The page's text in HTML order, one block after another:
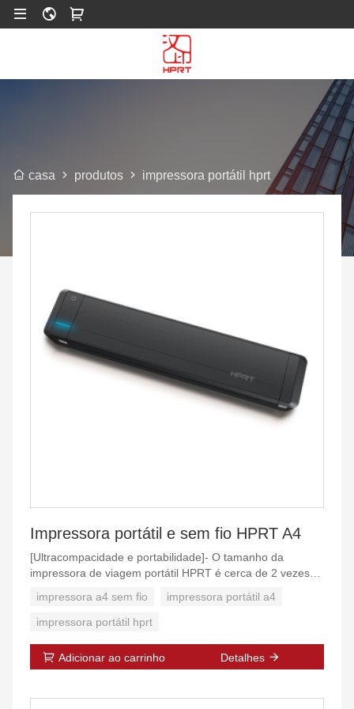
casa produtos impressora portátil hprt
Impressora portátil e sem fio HPRT A4
[Ultracompacidade e portabilidade]- O tamanho da
impressora de viagem portátil HPRT é cerca de 2 vezes
laptop, mochila ou bagagem; Especialmente bom para
impressão de emergência em movimento ou viagens de
(Observação: MT800 é uma impressora em preto e
branco que alimenta uma página por vez devido à
SCANNER ou impressora COLORIDA).
impressora a4 sem fio
impressora portátil a4
impressora portátil hprt
Adicionar ao carrinho Detalhes